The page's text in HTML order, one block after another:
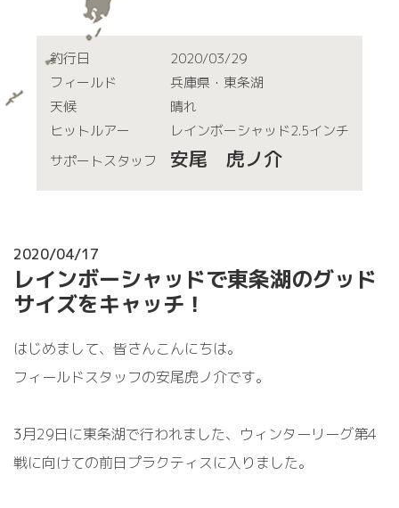
釣行日
2020/03/29
フィールド
兵庫県・東条湖
天候
晴れ
ヒットルアー
レインボーシャッド2.5インチ
サポートスタッフ
安尾 虎ノ介
2020/04/17
レインボーシャッドで東条湖のグッド
サイズをキャッチ！
はじめまして、皆さんこんにちは。
フィールドスタッフの安尾虎ノ介です。
3月29日に東条湖で行われました、ウィンターリーグ第4
戦に向けての前日プラクティスに入りました。